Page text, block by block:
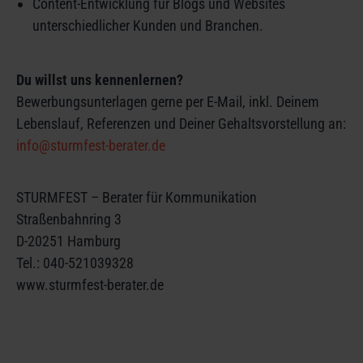
Content-Entwicklung für Blogs und Websites
unterschiedlicher Kunden und Branchen.
Du willst uns kennenlernen?
Bewerbungsunterlagen gerne per E-Mail, inkl. Deinem
Lebenslauf, Referenzen und Deiner Gehaltsvorstellung an:
info@sturmfest-berater.de
STURMFEST – Berater für Kommunikation
Straßenbahnring 3
D-20251 Hamburg
Tel.: 040-521039328
www.sturmfest-berater.de